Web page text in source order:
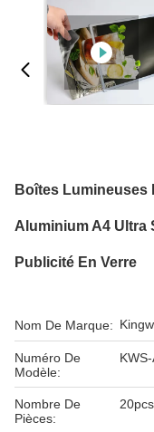
Boîtes Lumineuses
Aluminium A4 Ultra
Publicité En Verre
Nom De Marque:
Numéro De
Modèle:
Nombre De
Pièces:
20pcs